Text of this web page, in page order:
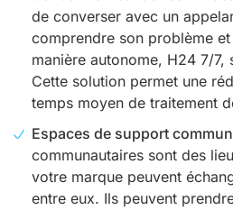
de converser avec un
comprendre son problème
manière autonome, H24 7/7,
Cette solution permet une
temps moyen de traitement
Espaces de support
communautaires sont des
votre marque peuvent
entre eux. Ils peuvent